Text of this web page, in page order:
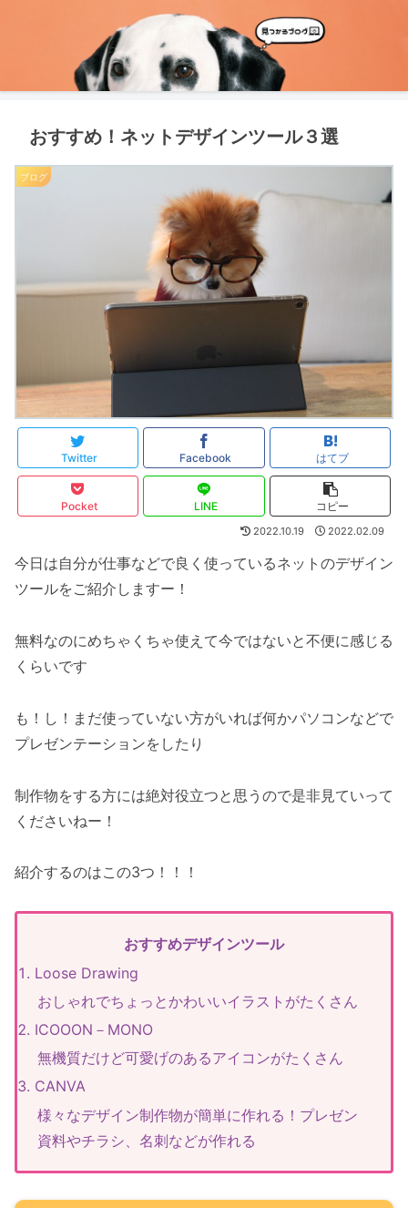
おすすめ！ネットデザインツール３選
ブログ
Twitter Facebook はてブ
Pocket LINE コピー
2022.10.19 2022.02.09
今日は自分が仕事などで良く使っているネットのデザイン
ツールをご紹介しますー！
無料なのにめちゃくちゃ使えて今ではないと不便に感じる
くらいです
も！し！まだ使っていない方がいれば何かパソコンなどで
プレゼンテーションをしたり
制作物をする方には絶対役立つと思うので是非見ていって
くださいねー！
紹介するのはこの3つ！！！
おすすめデザインツール
Loose Drawing
おしゃれでちょっとかわいいイラストがたくさん
ICOOON－MONO
無機質だけど可愛げのあるアイコンがたくさん
CANVA
様々なデザイン制作物が簡単に作れる！プレゼン
資料やチラシ、名刺などが作れる